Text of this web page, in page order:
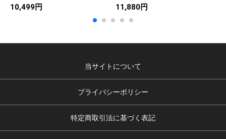
10,499円 11,880円
当サイトについて
プライバシーポリシー
特定商取引法に基づく表記